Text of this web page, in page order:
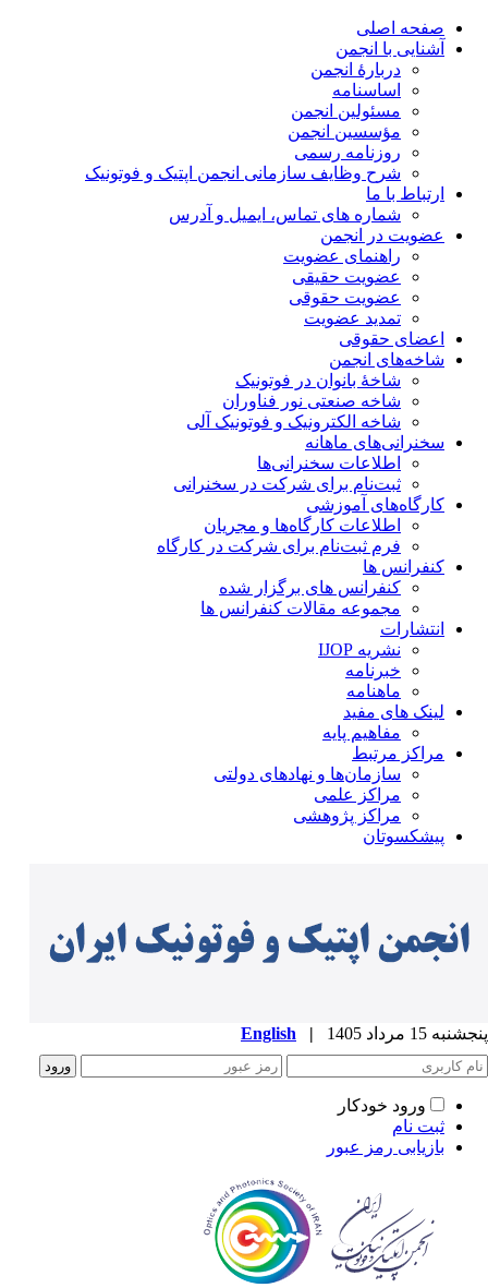
صفحه اصلی
آشنایی با انجمن
دربارۀ انجمن
اساسنامه
مسئولین انجمن
مؤسسین انجمن
روزنامه رسمی
شرح وظایف سازمانی انجمن اپتیک و فوتونیک
ارتباط با ما
شماره های تماس، ایمیل و آدرس
عضویت در انجمن
راهنمای عضویت
عضویت حقیقی
عضویت حقوقی
تمدید عضویت
اعضای حقوقی
شاخه‌های انجمن
شاخۀ بانوان در فوتونیک
شاخه صنعتی نور فناوران
شاخه‌ الکترونیک و فوتونیک آلی
سخنرانی‌های ماهانه
اطلاعات سخنرانی‌‌ها
ثبت‌نام برای شرکت در سخنرانی
کارگاه‌های آموزشی
اطلاعات کارگاه‌ها و مجریان
فرم ثبت‌نام برای شرکت در کارگاه
کنفرانس ها
کنفرانس های برگزار شده
مجموعه مقالات کنفرانس ها
انتشارات
نشریه IJOP
خبرنامه
ماهنامه
لینک های مفید
مفاهیم پایه
مراکز مرتبط
سازمان‌ها و نهادهای دولتی
مراکز علمی
مراکز پژوهشی
پیشکسوتان
15 مرداد 1405 |
English
ورود خودکار
ثبت نام
بازیابی رمز عبور